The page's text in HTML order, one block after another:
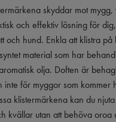
skyddar mot
och effektiv lösning för
och hund. Enkla att klistra på
material som har
olja. Doften är
inte för myggor som kommer
klistermärkena kan du
kvällar utan att behöva oroa